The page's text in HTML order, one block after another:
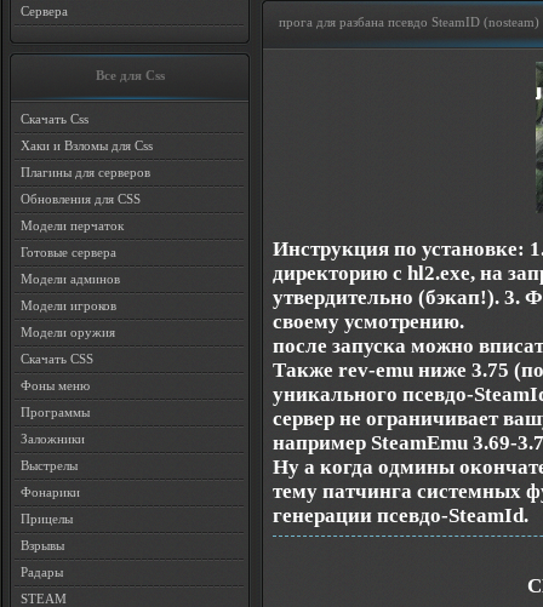
Сервера
Все для Css
Скачать Css
Хаки и Взломы для Css
Плагины для серверов
Обновления для CSS
Модели перчаток
Готовые сервера
Модели админов
Модели игроков
Модели оружия
Скачать CSS
Фоны меню
Программы
Заложники
Выстрелы
Фонарики
Прицелы
Взрывы
Радары
STEAM
прога для разбана псевдо SteamID (nosteam)
Инструкция по установке:
директорию с hl2.exe, на
утвердительно (бэкап!). 3.
своему усмотрению.
после запуска можно
Также rev-emu ниже 3.75
уникального псевдо-
сервер не ограничивает
например SteamEmu 3.69-
Ну а когда одмины
тему патчинга системных
генерации псевдо-SteamId.